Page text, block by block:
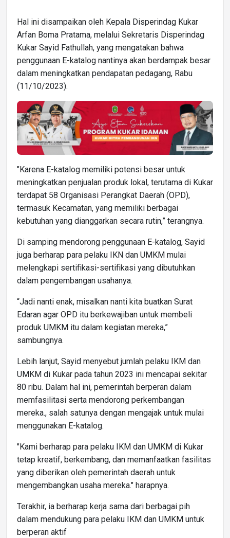
Hal ini disampaikan oleh Kepala Disperindag Kukar
Arfan Boma Pratama, melalui Sekretaris Disperindag
Kukar Sayid Fathullah, yang mengatakan bahwa
penggunaan E-katalog nantinya akan berdampak besar
dalam meningkatkan pendapatan pedagang, Rabu
(11/10/2023).
"Karena E-katalog memiliki potensi besar untuk
meningkatkan penjualan produk lokal, terutama di Kukar
terdapat 58 Organisasi Perangkat Daerah (OPD),
termasuk Kecamatan, yang memiliki berbagai
kebutuhan yang dianggarkan secara rutin,” terangnya.
Di samping mendorong penggunaan E-katalog, Sayid
juga berharap para pelaku IKN dan UMKM mulai
melengkapi sertifikasi-sertifikasi yang dibutuhkan
dalam pengembangan usahanya.
“Jadi nanti enak, misalkan nanti kita buatkan Surat
Edaran agar OPD itu berkewajiban untuk membeli
produk UMKM itu dalam kegiatan mereka,”
sambungnya.
Lebih lanjut, Sayid menyebut jumlah pelaku IKM dan
UMKM di Kukar pada tahun 2023 ini mencapai sekitar
80 ribu. Dalam hal ini, pemerintah berperan dalam
memfasilitasi serta mendorong perkembangan
mereka., salah satunya dengan mengajak untuk mulai
menggunakan E-katalog.
"Kami berharap para pelaku IKM dan UMKM di Kukar
tetap kreatif, berkembang, dan memanfaatkan fasilitas
yang diberikan oleh pemerintah daerah untuk
mengembangkan usaha mereka." harapnya.
Terakhir, ia berharap kerja sama dari berbagai pih
dalam mendukung para pelaku IKM dan UMKM untuk
berperan aktif